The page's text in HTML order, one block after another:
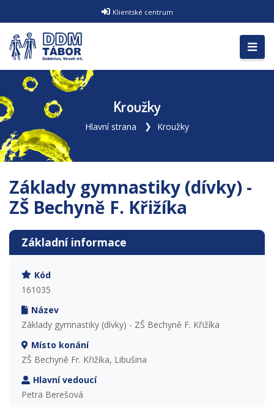
Klientské centrum
Kroužky
Hlavní strana Kroužky
Základy gymnastiky (dívky) -
ZŠ Bechyně F. Křižíka
Základní informace
Kód
161035
Název
Základy gymnastiky (dívky) - ZŠ Bechyně F. Křižíka
Místo konání
ZŠ Bechyně Fr. Křižíka, Libušina
Hlavní vedoucí
Petra Berešová